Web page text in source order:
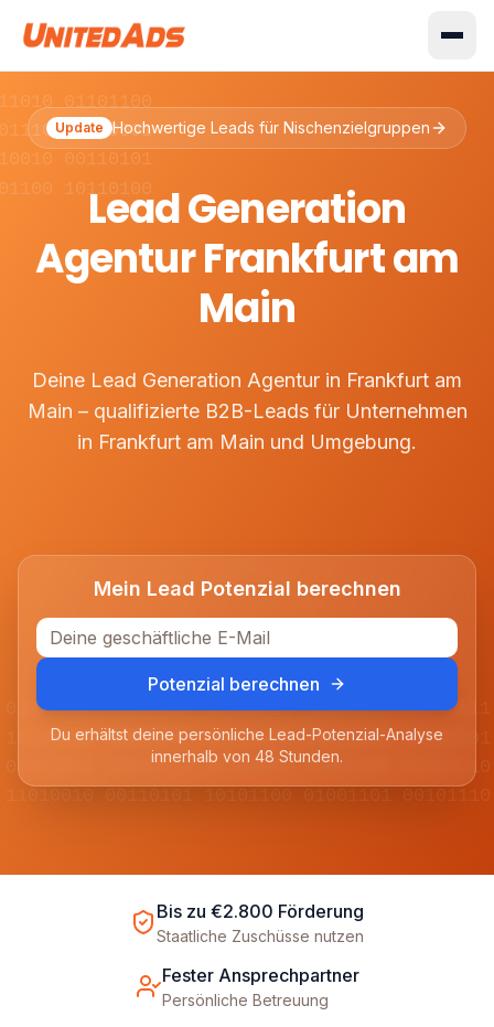
01101100
10110001
00110101
10110100
01001101 11010010 00110101 10101100
10110100 01011001 11100110 00011011
00101011 10010110 01101001 11011100
Update Hochwertige Leads für Nischenzielgruppen
Lead Generation
Agentur Frankfurt am
Main
Deine Lead Generation Agentur in Frankfurt am
Main – qualifizierte B2B-Leads für Unternehmen
in Frankfurt am Main und Umgebung.
Mein Lead Potenzial berechnen
Potenzial berechnen
Du erhältst deine persönliche Lead-Potenzial-Analyse
innerhalb von 48 Stunden.
Bis zu €2.800 Förderung
Staatliche Zuschüsse nutzen
Fester Ansprechpartner
Persönliche Betreuung